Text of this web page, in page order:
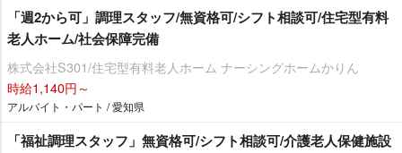
「週2から可」調理スタッフ/無資格可/シフト相談可/住宅型有料
老人ホーム/社会保障完備
株式会社S301/住宅型有料老人ホーム ナーシングホームかりん
時給1,140円～
アルバイト・パート / 愛知県
「福祉調理スタッフ」無資格可/シフト相談可/介護老人保健施設